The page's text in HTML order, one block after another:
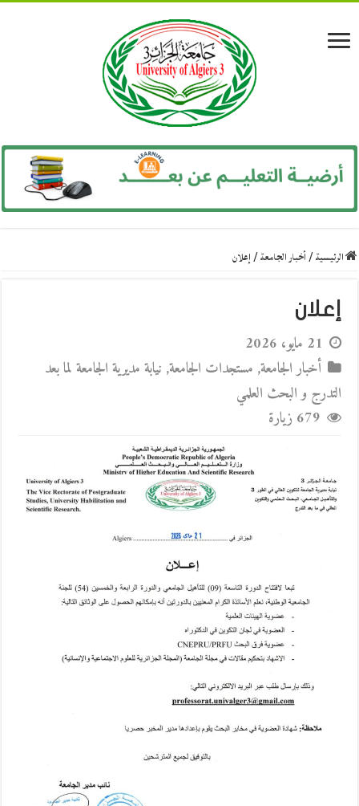
الرئيسية/أخبار الجامعة/إعلان
إعلان
21 مايو، 2026
أخبار الجامعة, مستجدات الجامعة, نيابة مديرية الجامعة لما بعد
التدرج و البحث العلمي
679 زيارة